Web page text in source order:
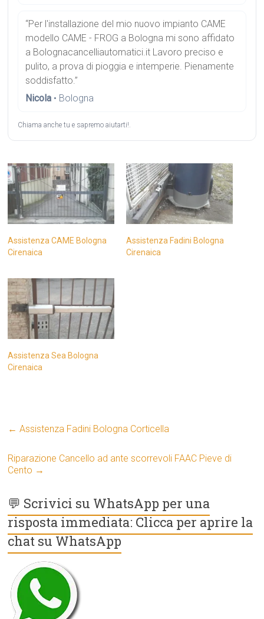
“Per l'installazione del mio nuovo impianto CAME
modello CAME - FROG a Bologna mi sono affidato
a Bolognacancelliautomatici.it Lavoro preciso e
pulito, a prova di pioggia e intemperie. Pienamente
soddisfatto.”
Nicola • Bologna
Chiama anche tu e sapremo aiutarti!.
Assistenza CAME Bologna
Cirenaica
Assistenza Fadini Bologna
Cirenaica
Assistenza Sea Bologna
Cirenaica
← Assistenza Fadini Bologna Corticella
Riparazione Cancello ad ante scorrevoli FAAC Pieve di
Cento →
💬 Scrivici su WhatsApp per una
risposta immediata: Clicca per aprire la
chat su WhatsApp